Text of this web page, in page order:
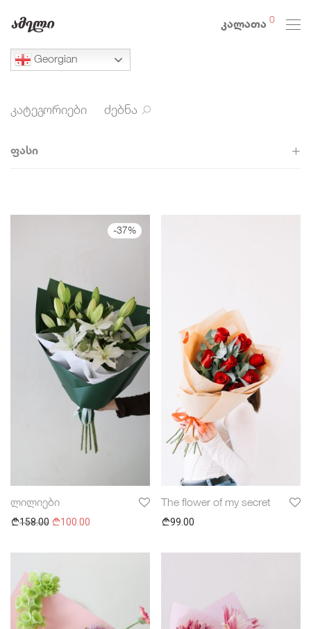
კალათა 0
Georgian
კატეგორიები ძებნა
ფასი
0- 100
400
+
-37%
ლილიები
158.00
100.00
The flower of my secret
99.00